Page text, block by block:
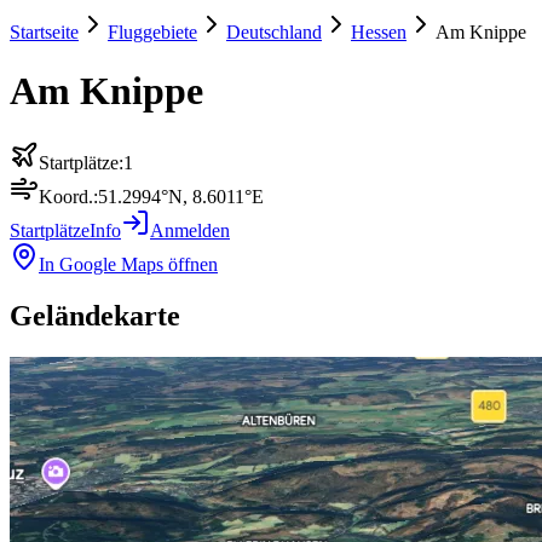
Startseite Fluggebiete Deutschland Hessen Am Knippe
Am Knippe
Startplätze:1
Koord.:51.2994°N, 8.6011°E
StartplätzeInfo
Anmelden
In Google Maps öffnen
Geländekarte